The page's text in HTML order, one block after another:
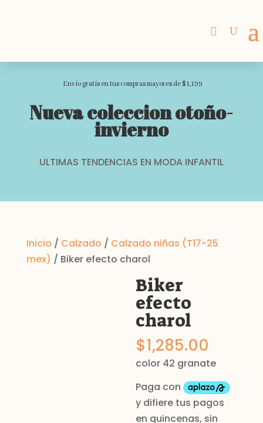
Envio gratis en tus compras mayores de $1,199
Nueva coleccion otoño-
invierno
ULTIMAS TENDENCIAS EN MODA INFANTIL
Inicio / Calzado / Calzado niñas (T17-25
mex) / Biker efecto charol
Biker
efecto
charol
$1,285.00
color 42 granate